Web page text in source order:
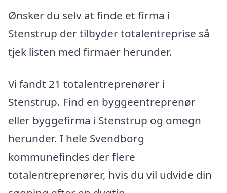
Ønsker du selv at finde et firma i
Stenstrup der tilbyder totalentreprise så
tjek listen med firmaer herunder.
Vi fandt 21 totalentreprenører i
Stenstrup. Find en byggeentreprenør
eller byggefirma i Stenstrup og omegn
herunder. I hele Svendborg
kommunefindes der flere
totalentreprenører, hvis du vil udvide din